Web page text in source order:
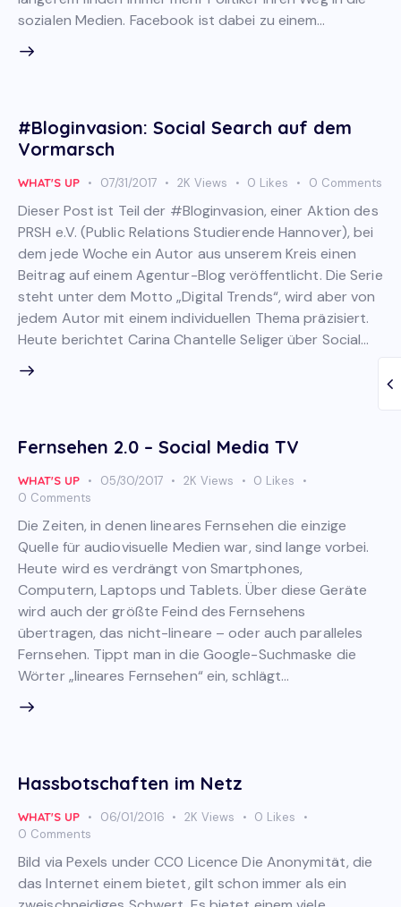
sozialen Medien. Facebook ist dabei zu einem…
#Bloginvasion: Social Search auf dem
Vormarsch
WHAT'S UP 07/31/2017 2K Views 0 Likes 0 Comments
Dieser Post ist Teil der #Bloginvasion, einer Aktion des
PRSH e.V. (Public Relations Studierende Hannover), bei
dem jede Woche ein Autor aus unserem Kreis einen
Beitrag auf einem Agentur-Blog veröffentlicht. Die Serie
steht unter dem Motto „Digital Trends“, wird aber von
jedem Autor mit einem individuellen Thema präzisiert.
Heute berichtet Carina Chantelle Seliger über Social…
Fernsehen 2.0 – Social Media TV
WHAT'S UP 05/30/2017 2K Views 0 Likes
0 Comments
Die Zeiten, in denen lineares Fernsehen die einzige
Quelle für audiovisuelle Medien war, sind lange vorbei.
Heute wird es verdrängt von Smartphones,
Computern, Laptops und Tablets. Über diese Geräte
wird auch der größte Feind des Fernsehens
übertragen, das nicht-lineare – oder auch paralleles
Fernsehen. Tippt man in die Google-Suchmaske die
Wörter „lineares Fernsehen“ ein, schlägt…
Hassbotschaften im Netz
WHAT'S UP 06/01/2016 2K Views 0 Likes
0 Comments
Bild via Pexels under CC0 Licence Die Anonymität, die
das Internet einem bietet, gilt schon immer als ein